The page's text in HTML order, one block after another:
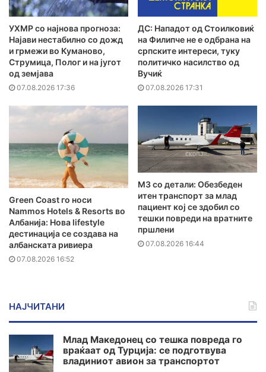
УХМР со најнова прогноза:
Најави нестабилно со дожд
и грмежи во Куманово,
Струмица, Полог и на југот
од земјава
07.08.2026 17:36
ДС: Нападот од Стоилковиќ
на Филипче не е одбрана на
српските интереси, туку
политичко насилство од
Вучиќ
07.08.2026 17:31
Green Coast го носи
Nammos Hotels & Resorts во
Албанија: Нова lifestyle
дестинација се создава на
албанската ривиера
07.08.2026 16:52
MЗ со детали: Обезбеден
итен транспорт за млад
пациент кој се здобил со
тешки повреди на вратните
пршлени
07.08.2026 16:44
НАЈЧИТАНИ
Млад Македонец со тешка повреда го
враќаат од Турција: се подготвува
владиниот авион за транспортот